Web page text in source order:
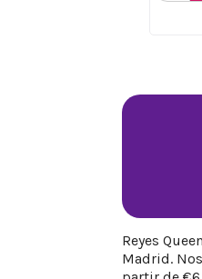
Reyes
Madrid.